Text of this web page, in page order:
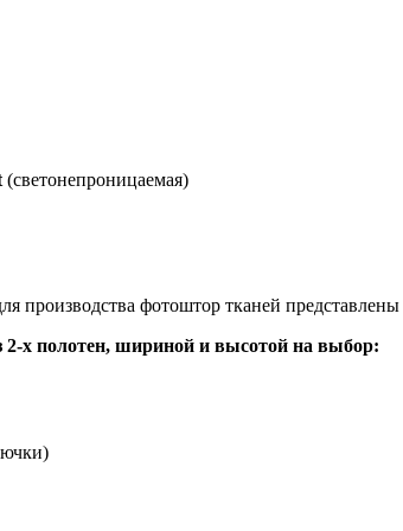
(светонепроницаемая)
производства фотоштор тканей представлены
х полотен, шириной и высотой на выбор: